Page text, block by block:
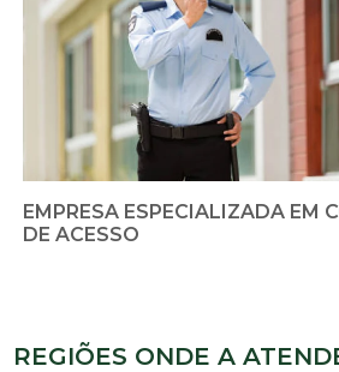
EMPRESA ESPECIALIZADA EM
DE ACESSO
REGIÕES ONDE A